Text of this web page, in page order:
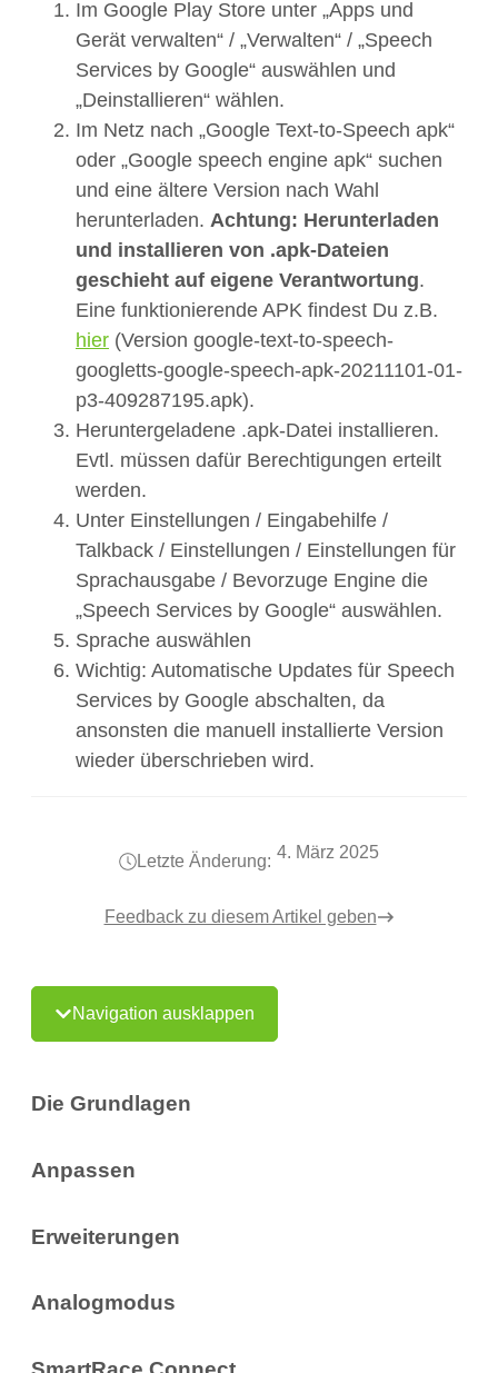
Navigation ausklappen
Die Grundlagen
Anpassen
Erweiterungen
Analogmodus
Im Google Play Store unter „Apps und
Gerät verwalten“ / „Verwalten“ / „Speech
Services by Google“ auswählen und
„Deinstallieren“ wählen.
Im Netz nach „Google Text-to-Speech apk“
oder „Google speech engine apk“ suchen
und eine ältere Version nach Wahl
herunterladen. Achtung: Herunterladen
und installieren von .apk-Dateien
geschieht auf eigene Verantwortung.
Eine funktionierende APK findest Du z.B.
hier (Version google-text-to-speech-
googletts-google-speech-apk-20211101-01-
p3-409287195.apk).
Heruntergeladene .apk-Datei installieren.
Evtl. müssen dafür Berechtigungen erteilt
werden.
Unter Einstellungen / Eingabehilfe /
Talkback / Einstellungen / Einstellungen für
Sprachausgabe / Bevorzuge Engine die
„Speech Services by Google“ auswählen.
Sprache auswählen
Wichtig: Automatische Updates für Speech
Services by Google abschalten, da
ansonsten die manuell installierte Version
wieder überschrieben wird.
Letzte Änderung: 4. März 2025
Feedback zu diesem Artikel geben